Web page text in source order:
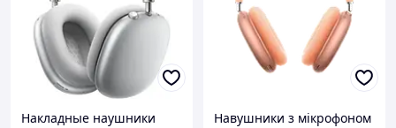
Накладные наушники
Навушники з мікрофоном